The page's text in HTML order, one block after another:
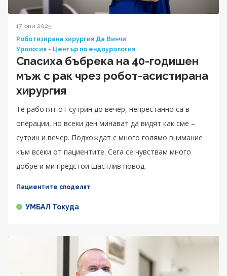
17 юни 2025
Роботизирана хирургия Да Винчи
Урология - Център по ендоурология
Спасиха бъбрека на 40-годишен
мъж с рак чрез робот-асистирана
хирургия
Те работят от сутрин до вечер, непрестанно са в
операции, но всеки ден минават да видят как сме –
сутрин и вечер. Подхождат с много голямо внимание
към всеки от пациентите. Сега се чувствам много
добре и ми предстои щастлив повод.
Пациентите споделят
УМБАЛ Токуда